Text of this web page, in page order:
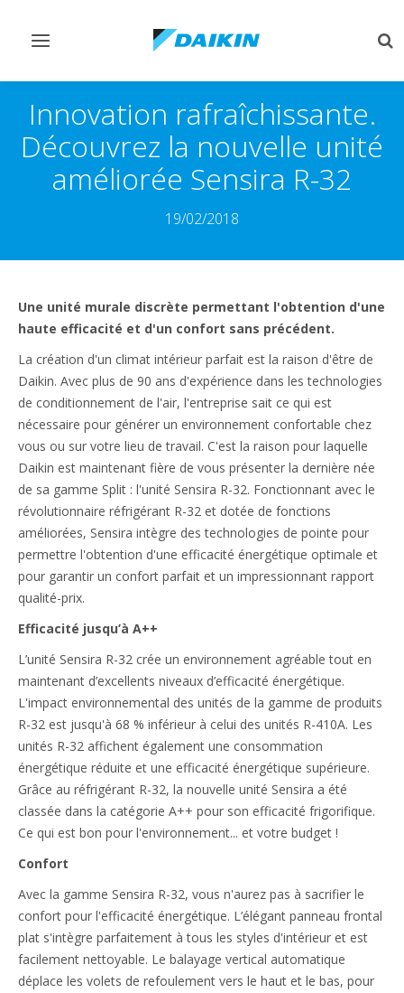
Afficher/masquer
Innovation rafraîchissante.
Découvrez la nouvelle unité
améliorée Sensira R-32
19/02/2018
Une unité murale discrète permettant l'obtention d'une
haute efficacité et d'un confort sans précédent.
La création d'un climat intérieur parfait est la raison d'être de
Daikin. Avec plus de 90 ans d'expérience dans les technologies
de conditionnement de l'air, l'entreprise sait ce qui est
nécessaire pour générer un environnement confortable chez
vous ou sur votre lieu de travail. C'est la raison pour laquelle
Daikin est maintenant fière de vous présenter la dernière née
de sa gamme Split : l'unité Sensira R-32. Fonctionnant avec le
révolutionnaire réfrigérant R-32 et dotée de fonctions
améliorées, Sensira intègre des technologies de pointe pour
permettre l'obtention d'une efficacité énergétique optimale et
pour garantir un confort parfait et un impressionnant rapport
qualité-prix.
Efficacité jusqu’à A++
L’unité Sensira R-32 crée un environnement agréable tout en
maintenant d’excellents niveaux d’efficacité énergétique.
L'impact environnemental des unités de la gamme de produits
R-32 est jusqu'à 68 % inférieur à celui des unités R-410A. Les
unités R-32 affichent également une consommation
énergétique réduite et une efficacité énergétique supérieure.
Grâce au réfrigérant R-32, la nouvelle unité Sensira a été
classée dans la catégorie A++ pour son efficacité frigorifique.
Ce qui est bon pour l'environnement... et votre budget !
Confort
Avec la gamme Sensira R-32, vous n'aurez pas à sacrifier le
confort pour l'efficacité énergétique. L’élégant panneau frontal
plat s'intègre parfaitement à tous les styles d'intérieur et est
facilement nettoyable. Le balayage vertical automatique
déplace les volets de refoulement vers le haut et le bas, pour